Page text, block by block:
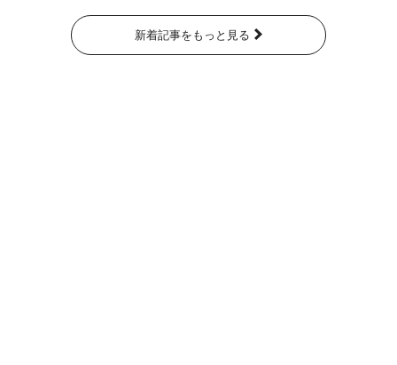
新着記事をもっと見る